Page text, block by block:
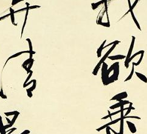
道路 足球道路
阅读
全民健康 颜选攻略 海洋